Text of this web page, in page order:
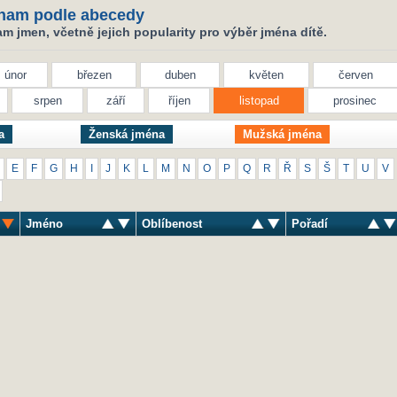
podle abecedy
jmen, včetně jejich popularity pro výběr jména dítě.
únor březen duben květen
červen
srpen
září říjen listopad prosinec
Ženská jména Mužská jména
E F G H J K M N O P Q R Ř S Š U V
Jméno Oblíbenost Pořadí